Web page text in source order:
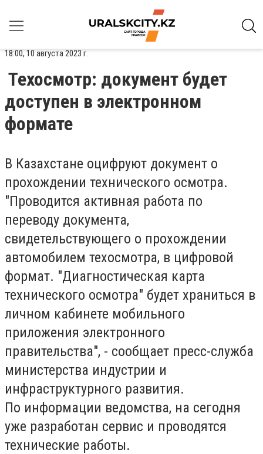
18:00, 10 августа 2023 г.
Техосмотр: документ будет
доступен в электронном
формате
В Казахстане оцифруют документ о
прохождении технического осмотра.
"Проводится активная работа по
переводу документа,
свидетельствующего о прохождении
автомобилем техосмотра, в цифровой
формат. "Диагностическая карта
технического осмотра" будет храниться в
личном кабинете мобильного
приложения электронного
правительства", - сообщает пресс-служба
министерства индустрии и
инфраструктурного развития.
По информации ведомства, на сегодня
уже разработан сервис и проводятся
технические работы.